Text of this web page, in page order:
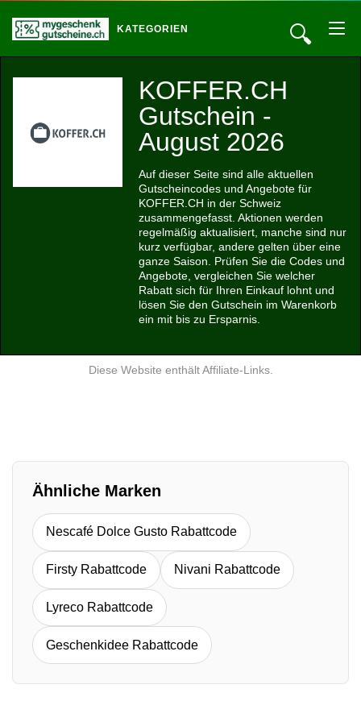
🔍
KATEGORIEN
KOFFER.CH
Gutschein -
August 2026
Auf dieser Seite sind alle aktuellen
Gutscheincodes und Angebote für
KOFFER.CH in der Schweiz
zusammengefasst. Aktionen werden
regelmäßig aktualisiert, manche sind nur
kurz verfügbar, andere gelten über eine
ganze Saison. Prüfen Sie die Codes und
Angebote, vergleichen Sie welcher
Rabatt sich für Ihren Einkauf lohnt und
lösen Sie den Gutschein im Warenkorb
ein mit bis zu Ersparnis.
Diese Website enthält Affiliate-Links.
Ähnliche Marken
Nescafé Dolce Gusto Rabattcode
Firsty Rabattcode Nivani Rabattcode
Lyreco Rabattcode
Geschenkidee Rabattcode